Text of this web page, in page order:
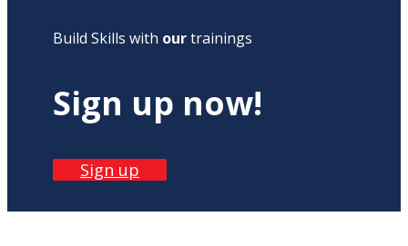
Build Skills with ourtrainings
Sign up now!
Sign up